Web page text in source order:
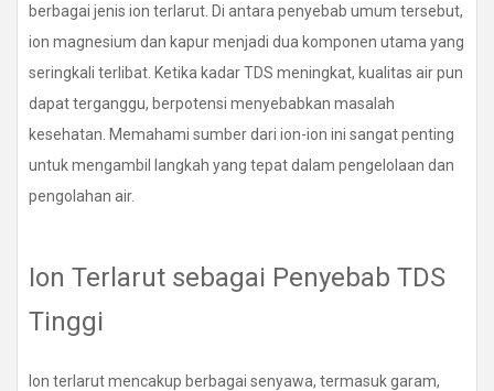
berbagai jenis ion terlarut. Di antara penyebab umum tersebut,
ion magnesium dan kapur menjadi dua komponen utama yang
seringkali terlibat. Ketika kadar TDS meningkat, kualitas air pun
dapat terganggu, berpotensi menyebabkan masalah
kesehatan. Memahami sumber dari ion-ion ini sangat penting
untuk mengambil langkah yang tepat dalam pengelolaan dan
pengolahan air.
Ion Terlarut sebagai Penyebab TDS
Tinggi
Ion terlarut mencakup berbagai senyawa, termasuk garam,